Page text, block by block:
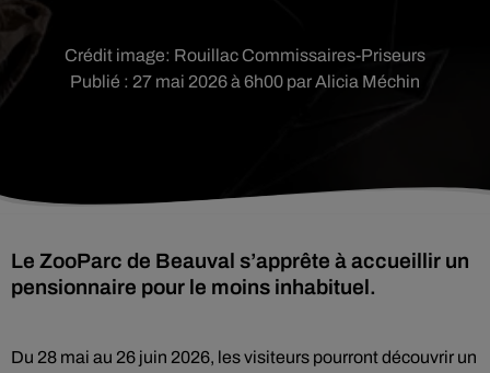
Publié : 27 mai 2026 à 6h00 par Alicia Méchin
Crédit image: Rouillac Commissaires-Priseurs
Le ZooParc de Beauval s’apprête à accueillir un
pensionnaire pour le moins inhabituel.
Du 28 mai au 26 juin 2026, les visiteurs pourront découvrir un